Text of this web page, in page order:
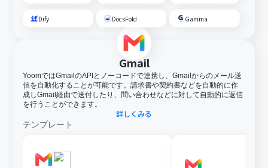
Dify DocsFold Gamma
Gmail
YoomではGmailのAPIとノーコードで連携し、Gmailからのメール送
信を自動化することが可能です。請求書や契約書などを自動的に作
成しGmail経由で送付したり、問い合わせなどに対して自動的に返信
を行うことができます。
詳しくみる
テンプレート